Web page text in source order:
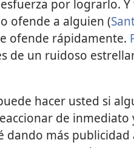
por lograrlo.
ofende a alguien (
ofende rápidamente.
de un ruidoso
hacer usted si
de
dando más